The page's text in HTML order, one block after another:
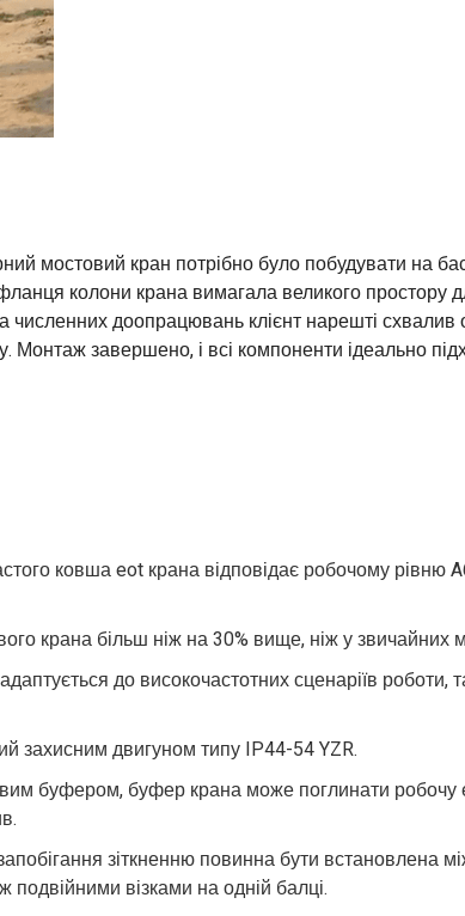
мостовий кран потрібно було побудувати на
колони крана вимагала великого простору
численних доопрацювань клієнт нарешті схвалив
завершено, і всі компоненти ідеально
ковша eot крана відповідає робочому рівню
крана більш ніж на 30% вище, ніж у звичайних
до високочастотних сценаріїв роботи,
захисним двигуном типу IP44-54 YZR.
буфером, буфер крана може поглинати робочу
зіткненню повинна бути встановлена
подвійними візками на одній балці.